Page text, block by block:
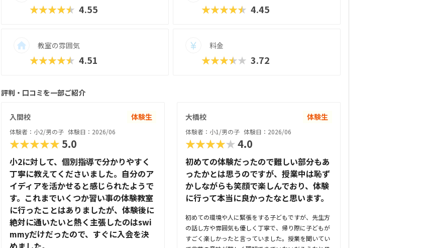
★★★★★ 4.55 ★★★★★ 4.45
教室の雰囲気
★★★★★ 4.51
料金
★★★★★ 3.72
評判・口コミを一部ご紹介
入間校 体験生
体験者：小2/男の子 体験日：2026/06
★★★★★5.0
小2に対して、個別指導で分かりやすく
丁寧に教えてくださいました。自分のア
イディアを活かせると感じられたようで
す。これまでいくつか習い事の体験教室
に行ったことはありましたが、体験後に
絶対に通いたいと熱く主張したのはswi
mmyだけだったので、すぐに入会を決
大橋校 体験生
体験者：小1/男の子 体験日：2026/06
★★★★★4.0
初めての体験だったので難しい部分もあ
ったかとは思うのですが、授業中は恥ず
かしながらも笑顔で楽しんでおり、体験
に行って本当に良かったなと思います。
初めての環境や人に緊張をする子どもですが、先生方
の話し方や雰囲気も優しく丁寧で、帰り際に子どもが
すごく楽しかったと言っていました。授業を聞いてい